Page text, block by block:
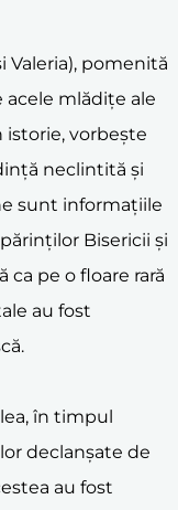
Valeria), pomenită
acele mlădițe ale
istorie, vorbește
neclintită și
sunt informațiile
Bisericii și
ca pe o floare rară
au fost
în timpul
declanșate de
au fost